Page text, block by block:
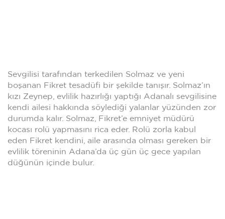
Sevgilisi tarafından terkedilen Solmaz ve yeni
boşanan Fikret tesadüfi bir şekilde tanışır. Solmaz’ın
kızı Zeynep, evlilik hazırlığı yaptığı Adanalı sevgilisine
kendi ailesi hakkında söylediği yalanlar yüzünden zor
durumda kalır. Solmaz, Fikret’e emniyet müdürü
kocası rolü yapmasını rica eder. Rolü zorla kabul
eden Fikret kendini, aile arasında olması gereken bir
evlilik töreninin Adana’da üç gün üç gece yapılan
düğünün içinde bulur.